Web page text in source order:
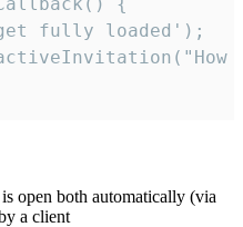
fully loaded');
open both automatically (via
a client